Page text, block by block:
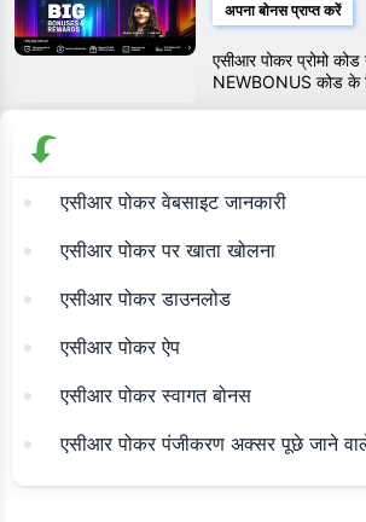
अपना बोनस प्राप्त करें
एसीआर पोकर प्रोमो
NEWBONUS कोड के
एसीआर पोकर वेबसाइट जानकारी
एसीआर पोकर पर खाता खोलना
एसीआर पोकर डाउनलोड
एसीआर पोकर ऐप
एसीआर पोकर स्वागत बोनस
एसीआर पोकर पंजीकरण अक्सर पूछे जाने